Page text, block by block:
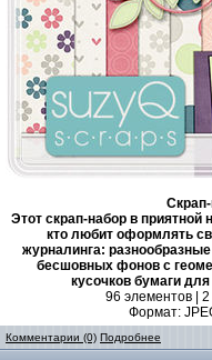
Этот скрап-набор в приятной
кто любит оформлять
журналинга:
бесшовных фонов с
кусочков бумаги
96 элементов |
Формат:
Комментарии (0) Подробнее